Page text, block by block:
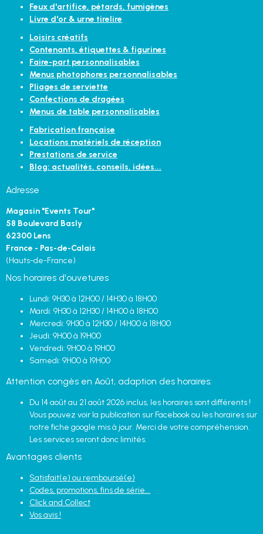
Feux d'artifice, pétards, fumigènes
Livre d'or & urne tirelire
Loisirs créatifs
Contenants, étiquettes & figurines
Faire-part personnalisables
Menus photophores personnalisables
Pliages de serviette
Confections de dragées
Menus de table personnalisables
Fabrication française
Locations matériels de réception
Prestations de service
Blog: actualités, conseils, idées...
Adresse
Magasin "Events Tour"
58 Boulevard Basly
62300 Lens
France - Pas-de-Calais
(Hauts-de-France)
Nos horaires d'ouvetures
Lundi: 9H30 à 12H00 / 14H30 à 18H00
Mardi: 9H30 à 12H30 / 14H00 à 18H00
Mercredi: 9H30 à 12H30 / 14H00 à 18H00
Jeudi: 9H00 à 19H00
Vendredi: 9H00 à 19H00
Samedi: 9H00 à 19H00
Attention congès en Août, adaption des horaires:
Du 14 août au 21 août 2026 inclus, les horaires sont différents !
Vous pouvez voir la publication sur Facebook ou les horaires sur
notre fiche google mis à jour. Merci de votre compréhension.
Les services seront donc limités.
Avantages clients
Satisfait(e) ou remboursé(e)
Codes, promotions, fins de série...
Click and Collect
Vos avis !